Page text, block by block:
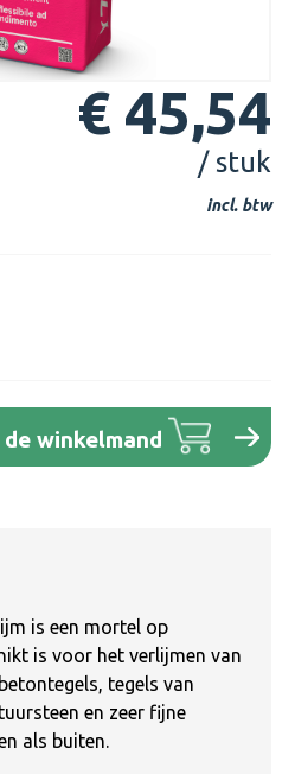
€ 45,54
/ stuk
incl. btw
Voer de
de winkelmand
is een mortel op
is voor het verlijmen van
tegels van
en zeer fijne
als buiten.